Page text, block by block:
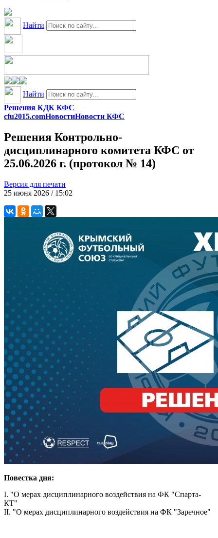
Найти
Найти
Решения КДК КФС
cfu2015.comНовостиНовости КФС
Решения Контрольно-
дисциплинарного комитета КФС от
25.06.2026 г. (протокол № 14)
Версия для печати
25 июня 2026 / 15:02
Повестка дня:
I. "О мерах дисциплинарного воздействия на ФК "Спарта-
КТ"
II. "О мерах дисциплинарного воздействия на ФК "Заречное"